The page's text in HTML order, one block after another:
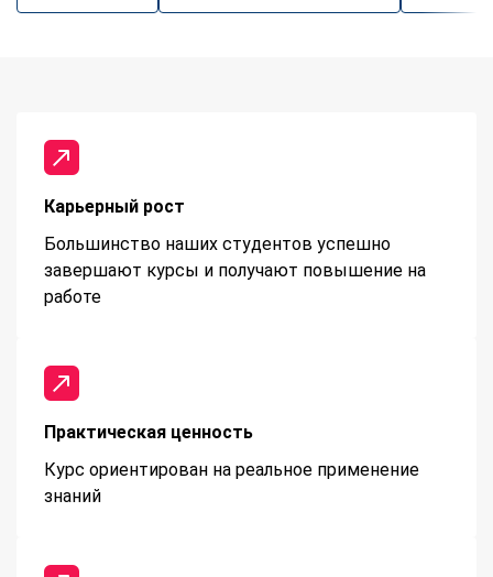
Карьерный рост
Большинство наших студентов успешно
завершают курсы и получают повышение на
работе
Практическая ценность
Курс ориентирован на реальное применение
знаний